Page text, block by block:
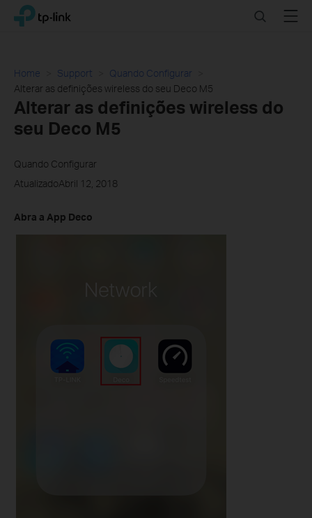
Click
navigation
TP-Link, Reliably Smart SearchMenu
Home Support
Quando Configurar
Alterar as definições wireless do seu Deco M5
Alterar as definições wireless do
seu Deco M5
Quando Configurar
AtualizadoAbril 12, 2018
Abra a App Deco